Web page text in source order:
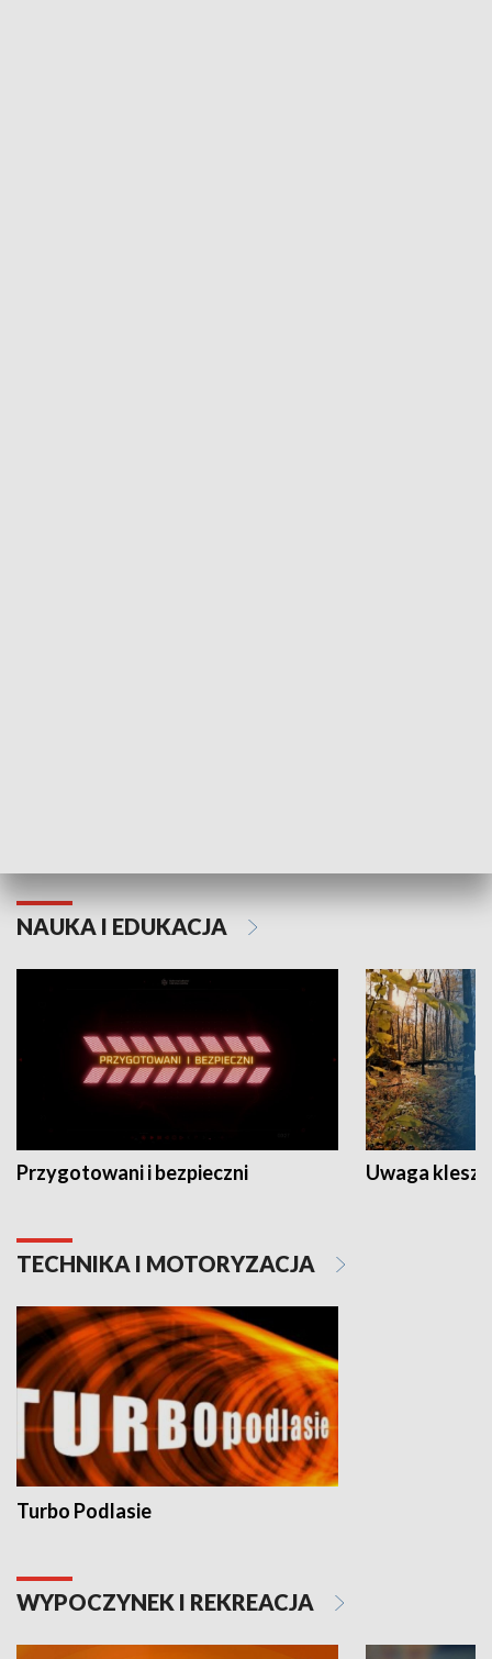
NAUKA I EDUKACJA
Przygotowani i bezpieczni Uwaga
TECHNIKA I MOTORYZACJA
Turbo Podlasie
WYPOCZYNEK I REKREACJA